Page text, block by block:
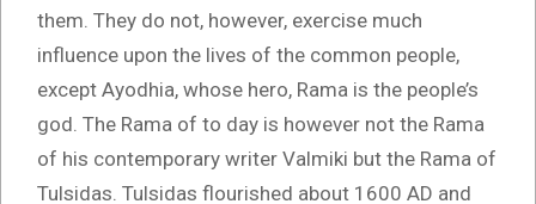
them. They do not, however, exercise much
influence upon the lives of the common people,
except Ayodhia, whose hero, Rama is the people’s
god. The Rama of to day is however not the Rama
of his contemporary writer Valmiki but the Rama of
Tulsidas. Tulsidas flourished about 1600 AD and